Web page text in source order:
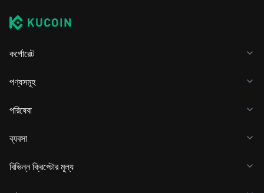
কর্পোরেট
পণ্যসমূহ
পরিষেবা
ব্যবসা
বিভিন্ন ক্রিপ্টোর মূল্য